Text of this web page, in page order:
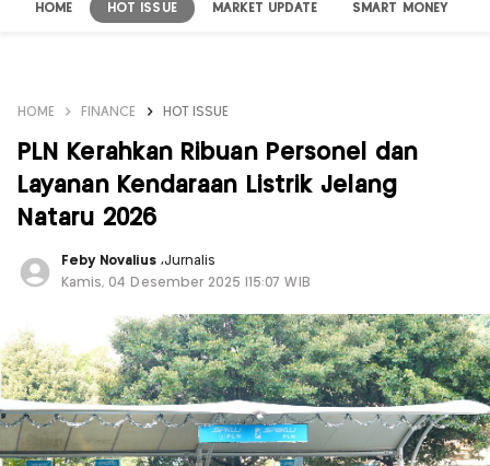
HOME HOT ISSUE MARKET UPDATE SMART MONEY
HOME FINANCE HOT ISSUE
PLN Kerahkan Ribuan Personel dan
Layanan Kendaraan Listrik Jelang
Nataru 2026
Feby Novalius ,Jurnalis
Kamis, 04 Desember 2025 |15:07 WIB